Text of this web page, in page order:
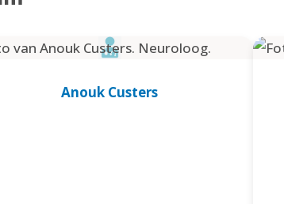
Anouk Custers